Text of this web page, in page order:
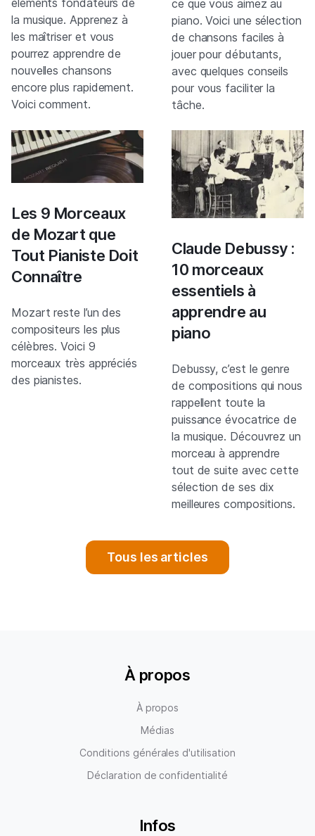
la musique. Apprenez à
les maîtriser et vous
pourrez apprendre de
nouvelles chansons
encore plus rapidement.
Voici comment.
ce que vous aimez au
piano. Voici une sélection
de chansons faciles à
jouer pour débutants,
avec quelques conseils
pour vous faciliter la
tâche.
Les 9 Morceaux
de Mozart que
Tout Pianiste Doit
Connaître
Mozart reste l’un des
compositeurs les plus
célèbres. Voici 9
morceaux très appréciés
des pianistes.
Claude Debussy :
10 morceaux
essentiels à
apprendre au
piano
Debussy, c’est le genre
de compositions qui nous
rappellent toute la
puissance évocatrice de
la musique. Découvrez un
morceau à apprendre
tout de suite avec cette
sélection de ses dix
meilleures compositions.
Tous les articles
À propos
À propos
Médias
Conditions générales d'utilisation
Déclaration de confidentialité
Infos